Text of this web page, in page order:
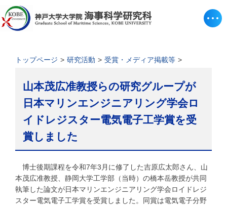
トップページ 研究活動 受賞・メディア掲載等
山本茂広准教授らの研究グループが
日本マリンエンジニアリング学会ロ
イドレジスター電気電子工学賞を受
賞しました
博士後期課程を令和7年3月に修了した吉原広太郎さん、山
本茂広准教授、静岡大学工学部（当時）の橋本岳教授が共同
執筆した論文が日本マリンエンジニアリング学会ロイドレジ
スター電気電子工学賞を受賞しました。同賞は電気電子分野